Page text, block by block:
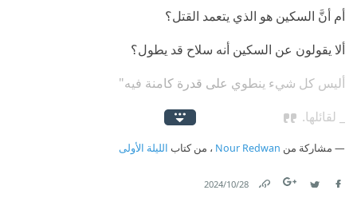
‫‏أم أنَّ السكين هو الذي يتعمد القتل؟‏
‫‏ألا يقولون عن السكين أنه سلاح قد يطول؟‏
‫‏أليس كل شيء ينطوي على قدرة كامنة فيه"‏
‫‏_​ لقائلها.‏
مشاركة من Nour Redwan ، من كتاب الليلة الأولى
28‏/10‏/2024